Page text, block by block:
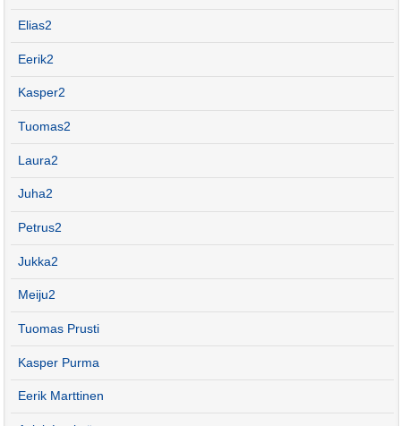
Elias2
Eerik2
Kasper2
Tuomas2
Laura2
Juha2
Petrus2
Jukka2
Meiju2
Tuomas Prusti
Kasper Purma
Eerik Marttinen